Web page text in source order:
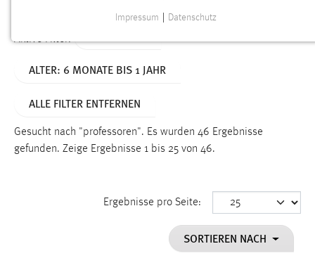
Aktive Filter:
ALTER: 6 MONATE BIS 1 JAHR
ALLE FILTER ENTFERNEN
Gesucht nach "professoren". Es wurden 46 Ergebnisse
gefunden. Zeige Ergebnisse 1 bis 25 von 46.
Ergebnisse pro Seite:
SORTIEREN NACH
Funktionen und sind für die einwandfreie Funktion der
Name:
Dieser Cookie speichert die ausgewählten Einverständnis-
Impressum Datenschutz